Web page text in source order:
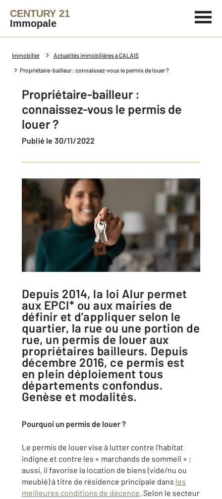
CENTURY 21
Immopale
Immobilier Actualités immobilières à CALAIS
Propriétaire-bailleur : connaissez-vous le permis de louer ?
Propriétaire-bailleur :
connaissez-vous le permis de
louer ?
Publié le 30/11/2022
Depuis 2014, la loi Alur permet
aux EPCI* ou aux mairies de
définir et d’appliquer selon le
quartier, la rue ou une portion de
rue, un permis de louer aux
propriétaires bailleurs. Depuis
décembre 2016, ce permis est
en plein déploiement tous
départements confondus.
Genèse et modalités.
Pourquoi un permis de louer ?
Le permis de louer vise à lutter contre l’habitat
indigne et contre les « marchands de sommeil » ;
aussi, il favorise la location de biens (vide/nu ou
meublé) à titre de résidence principale dans les
meilleures conditions de décence. Selon le secteur